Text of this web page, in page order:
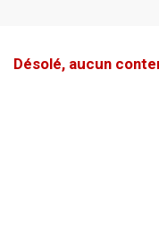
Désolé, aucun